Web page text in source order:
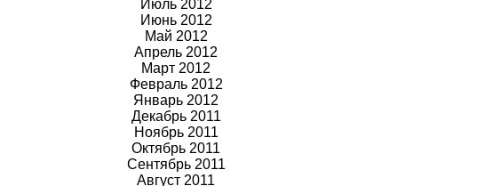
Июль 2012
Июнь 2012
Май 2012
Апрель 2012
Март 2012
Февраль 2012
Январь 2012
Декабрь 2011
Ноябрь 2011
Октябрь 2011
Сентябрь 2011
Август 2011